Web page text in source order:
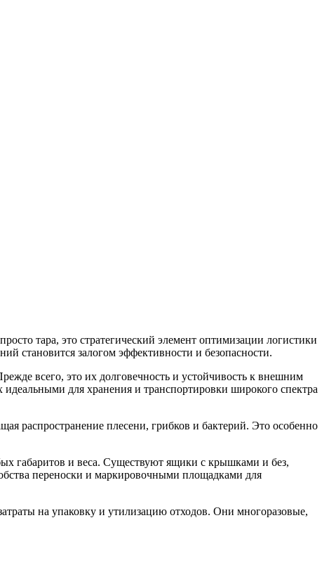
тара, это стратегический элемент оптимизации логистики
становится залогом эффективности и безопасности.
всего, это их долговечность и устойчивость к внешним
для хранения и транспортировки широкого спектра
распространение плесени, грибков и бактерий. Это особенно
габаритов и веса. Существуют ящики с крышками и без,
переноски и маркировочными площадками для
на упаковку и утилизацию отходов. Они многоразовые,